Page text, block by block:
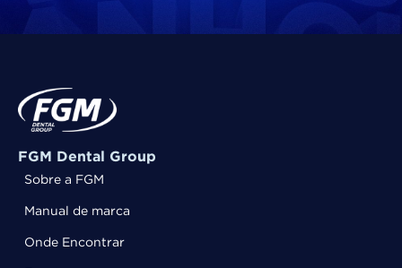
FGM Dental Group
Sobre a FGM
Manual de marca
Onde Encontrar